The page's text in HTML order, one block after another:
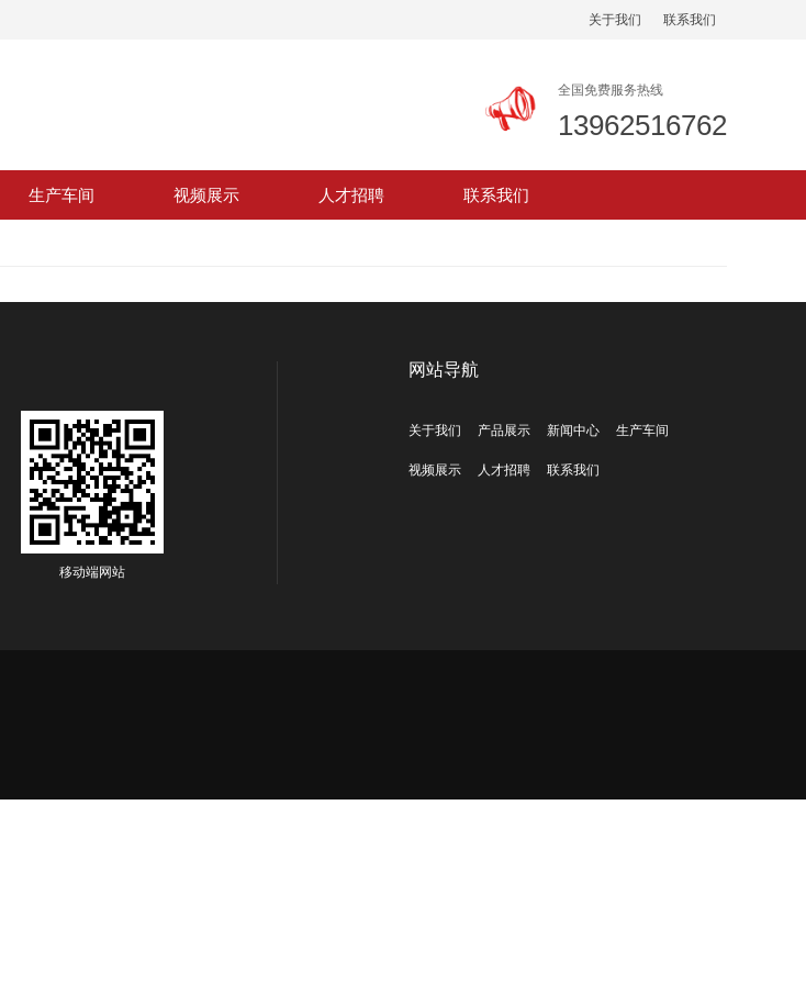
关于我们 联系我们
全国免费服务热线
13962516762
生产车间 视频展示 人才招聘 联系我们
移动端网站
网站导航
关于我们 产品展示 新闻中心 生产车间
视频展示 人才招聘 联系我们